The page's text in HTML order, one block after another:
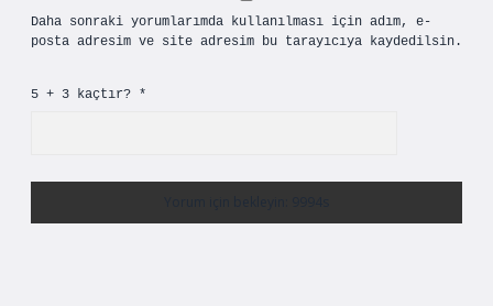
Daha sonraki yorumlarımda kullanılması için adım, e-
posta adresim ve site adresim bu tarayıcıya kaydedilsin.
5 + 3 kaçtır? *